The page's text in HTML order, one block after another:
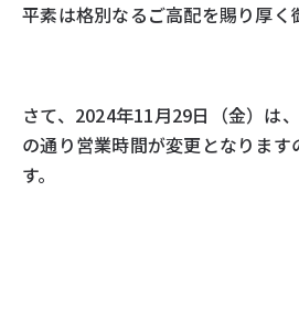
平素は格別なるご高配を賜り厚く
さて、2024年11月29日（金）は
の通り営業時間が変更となります
す。